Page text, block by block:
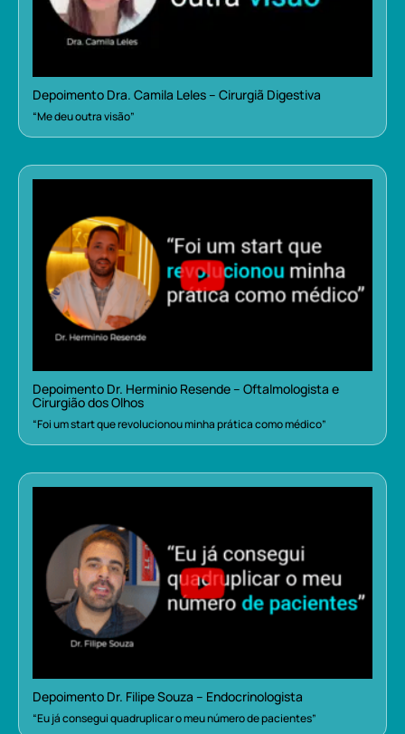
Depoimento Dra. Camila Leles – Cirurgiã Digestiva
“Me deu outra visão”
Depoimento Dr. Herminio Resende – Oftalmologista e
Cirurgião dos Olhos
“Foi um start que revolucionou minha prática como médico”
Depoimento Dr. Filipe Souza – Endocrinologista
“Eu já consegui quadruplicar o meu número de pacientes”